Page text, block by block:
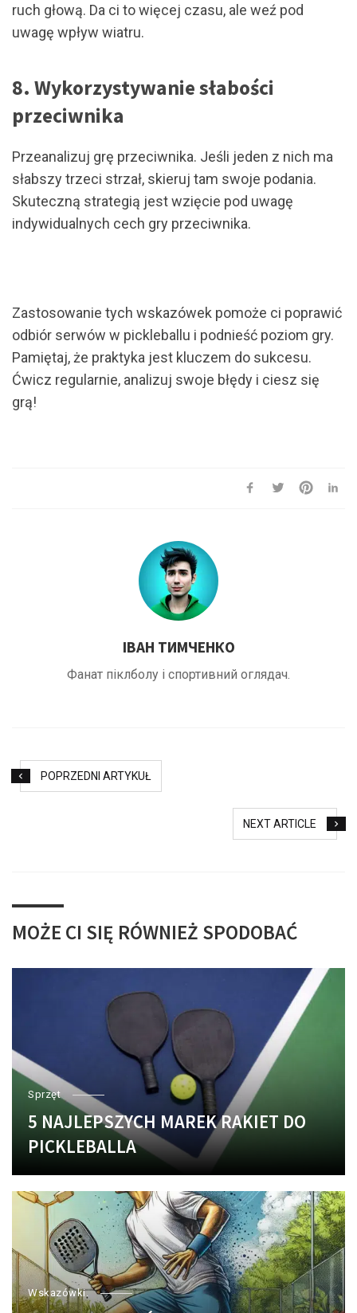
ruch głową. Da ci to więcej czasu, ale weź pod
uwagę wpływ wiatru.
8. Wykorzystywanie słabości
przeciwnika
Przeanalizuj grę przeciwnika. Jeśli jeden z nich ma
słabszy trzeci strzał, skieruj tam swoje podania.
Skuteczną strategią jest wzięcie pod uwagę
indywidualnych cech gry przeciwnika.
Zastosowanie tych wskazówek pomoże ci poprawić
odbiór serwów w pickleballu i podnieść poziom gry.
Pamiętaj, że praktyka jest kluczem do sukcesu.
Ćwicz regularnie, analizuj swoje błędy i ciesz się
grą!
ІВАН ТИМЧЕНКО
Фанат піклболу і спортивний оглядач.
POPRZEDNI ARTYKUŁ
NEXT ARTICLE
MOŻE CI SIĘ RÓWNIEŻ SPODOBAĆ
Sprzęt
5 NAJLEPSZYCH MAREK RAKIET DO
PICKLEBALLA
Wskazówki.